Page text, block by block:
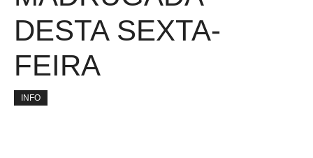
DESTA SEXTA-
FEIRA
INFO